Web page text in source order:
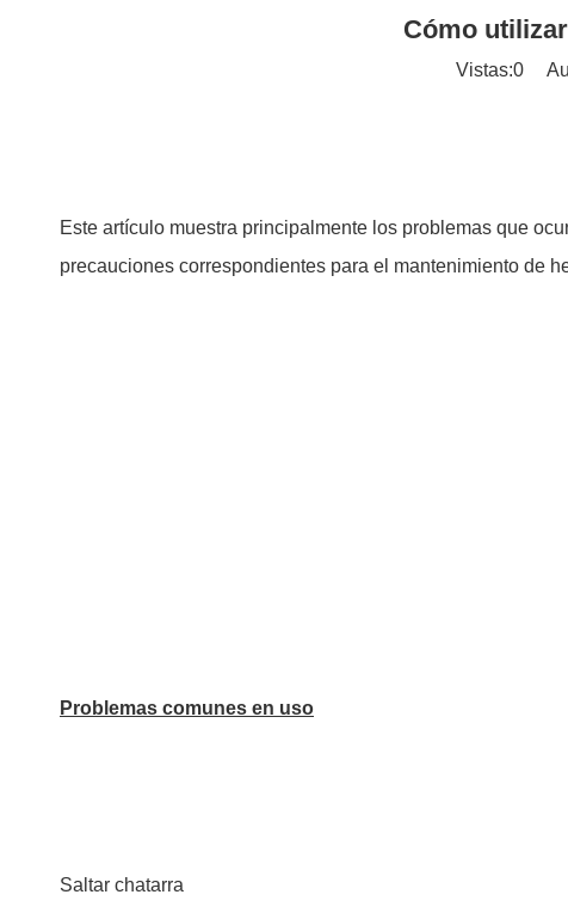
Cómo
Vistas:0
Este artículo muestra principalmente los problemas que
precauciones correspondientes para el mantenimiento de
Problemas comunes en uso
Saltar chatarra